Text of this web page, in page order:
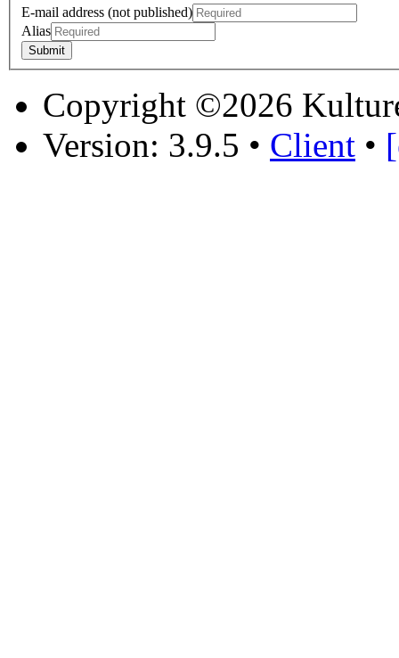
E-mail address (not published)
Alias
Copyright ©2026
Version: 3.9.5 • Client •